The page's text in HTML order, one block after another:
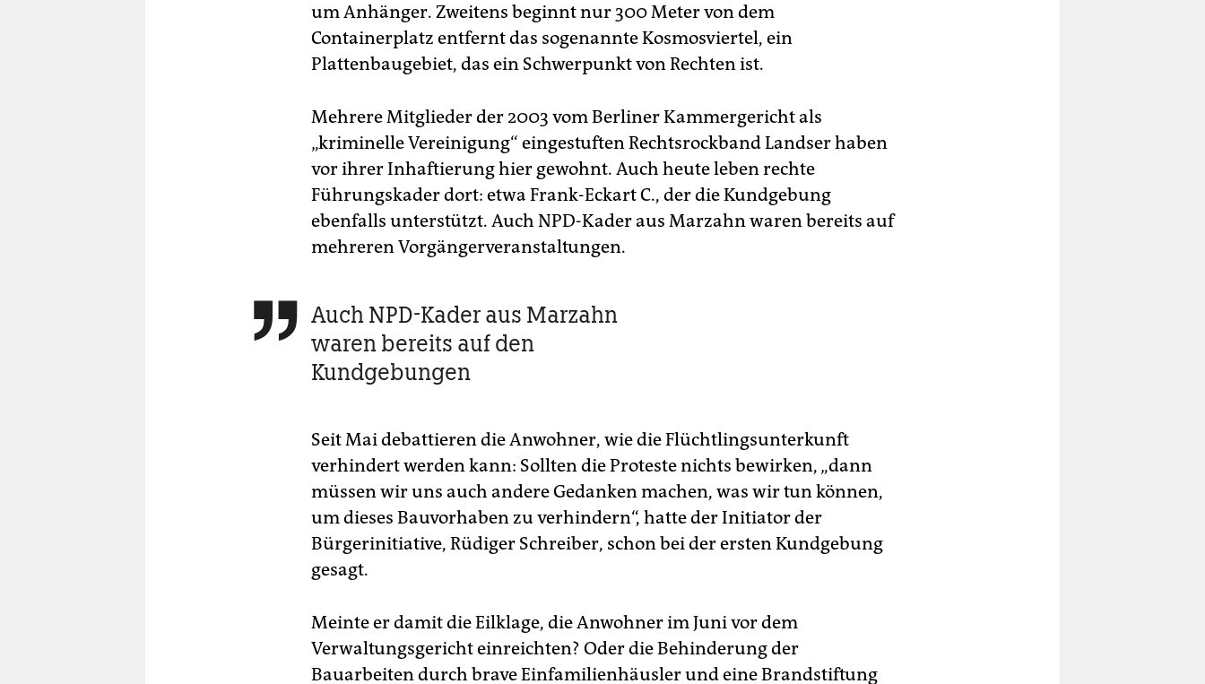
um Anhänger. Zweitens beginnt nur 300 Meter von dem
Containerplatz entfernt das sogenannte Kosmosviertel, ein
Plattenbaugebiet, das ein Schwerpunkt von Rechten ist.
Mehrere Mitglieder der 2003 vom Berliner Kammergericht als
„kriminelle Vereinigung“ eingestuften Rechtsrockband Landser haben
vor ihrer Inhaftierung hier gewohnt. Auch heute leben rechte
Führungskader dort: etwa Frank-Eckart C., der die Kundgebung
ebenfalls unterstützt. Auch NPD-Kader aus Marzahn waren bereits auf
mehreren Vorgängerveranstaltungen.
 Auch NPD-Kader aus Marzahn
waren bereits auf den
Kundgebungen
Seit Mai debattieren die Anwohner, wie die Flüchtlingsunterkunft
verhindert werden kann: Sollten die Proteste nichts bewirken, „dann
müssen wir uns auch andere Gedanken machen, was wir tun können,
um dieses Bauvorhaben zu verhindern“, hatte der Initiator der
Bürgerinitiative, Rüdiger Schreiber, schon bei der ersten Kundgebung
gesagt.
Meinte er damit die Eilklage, die Anwohner im Juni vor dem
Verwaltungsgericht einreichten? Oder die Behinderung der
Bauarbeiten durch brave Einfamilienhäusler und eine Brandstiftung